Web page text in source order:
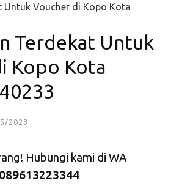
Untuk Voucher di Kopo Kota
Terdekat Untuk
Kopo Kota
2023
Hubungi kami di WA
089613223344